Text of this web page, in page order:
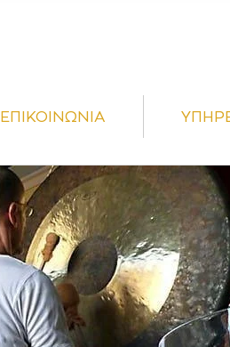
ΕΠΙΚΟΙΝΩΝΙΑ